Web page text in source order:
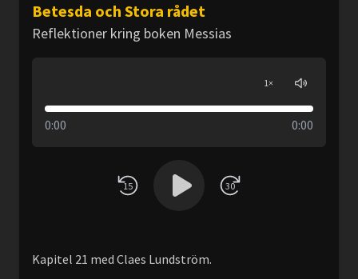
Betesda och Stora rådet
Reflektioner kring boken Messias
1×
0:00 0:00
15 30
Kapitel 21 med Claes Lundström.